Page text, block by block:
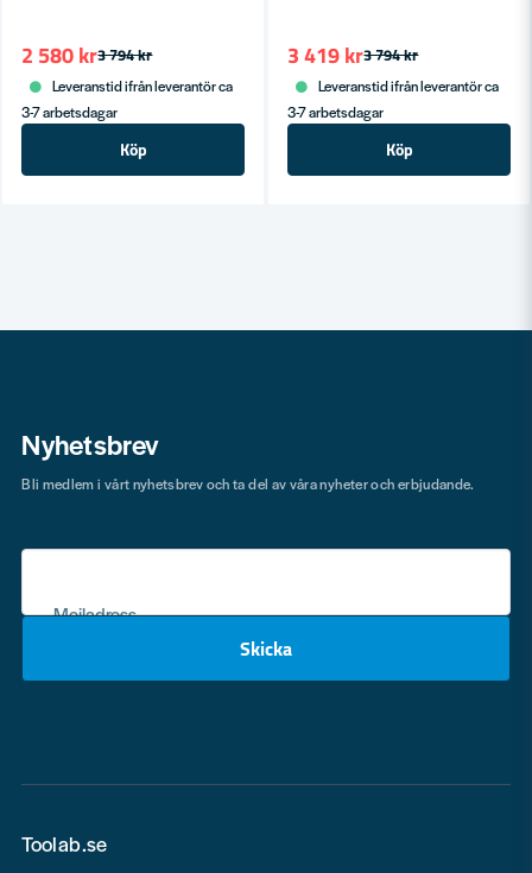
3 794 kr
2 580 kr
Leveranstid ifrån leverantör ca
3-7 arbetsdagar
Köp
3 794 kr
3 419 kr
Leveranstid ifrån leverantör ca
3-7 arbetsdagar
Köp
Nyhetsbrev
Mejladress
Skicka
Bli medlem i vårt nyhetsbrev och ta del av våra nyheter och erbjudande.
Toolab.se